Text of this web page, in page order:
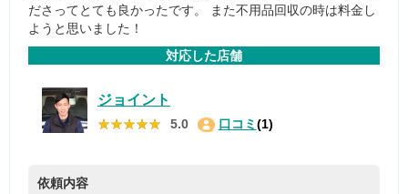
ださってとても良かったです。 また不用品回収の時は料金し
ようと思いました！
対応した店舗
ジョイント
★★★★★
★★★★★ 5.0 口コミ (1)
依頼内容